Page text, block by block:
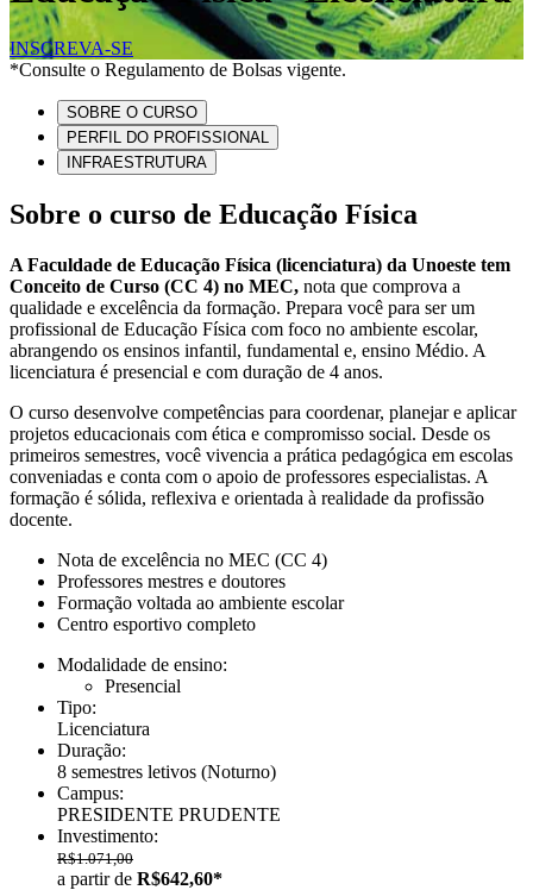
INSCREVA-SE
*Consulte o Regulamento de Bolsas vigente.
SOBRE O CURSO
PERFIL DO PROFISSIONAL
INFRAESTRUTURA
Sobre o curso de Educação Física
A Faculdade de Educação Física (licenciatura) da Unoeste tem
Conceito de Curso (CC 4) no MEC, nota que comprova a
qualidade e excelência da formação. Prepara você para ser um
profissional de Educação Física com foco no ambiente escolar,
abrangendo os ensinos infantil, fundamental e, ensino Médio. A
licenciatura é presencial e com duração de 4 anos.
O curso desenvolve competências para coordenar, planejar e aplicar
projetos educacionais com ética e compromisso social. Desde os
primeiros semestres, você vivencia a prática pedagógica em escolas
conveniadas e conta com o apoio de professores especialistas. A
formação é sólida, reflexiva e orientada à realidade da profissão
docente.
Nota de excelência no MEC (CC 4)
Professores mestres e doutores
Formação voltada ao ambiente escolar
Centro esportivo completo
Modalidade de ensino:
Presencial
Tipo:
Licenciatura
Duração:
8 semestres letivos (Noturno)
Campus:
PRESIDENTE PRUDENTE
Investimento:
R$1.071,00
a partir de R$642,60*